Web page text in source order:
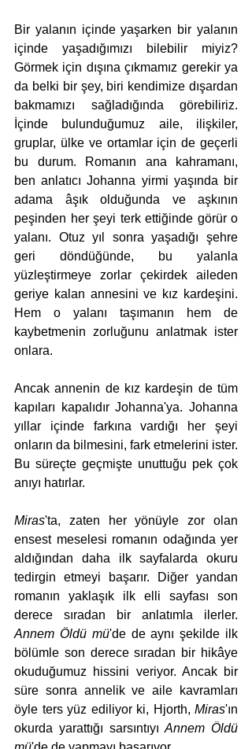
Bir yalanın içinde yaşarken bir yalanın
içinde yaşadığımızı bilebilir miyiz?
Görmek için dışına çıkmamız gerekir ya
da belki bir şey, biri kendimize dışardan
bakmamızı sağladığında görebiliriz.
İçinde bulunduğumuz aile, ilişkiler,
gruplar, ülke ve ortamlar için de geçerli
bu durum. Romanın ana kahramanı,
ben anlatıcı Johanna yirmi yaşında bir
adama âşık olduğunda ve aşkının
peşinden her şeyi terk ettiğinde görür o
yalanı. Otuz yıl sonra yaşadığı şehre
geri döndüğünde, bu yalanla
yüzleştirmeye zorlar çekirdek aileden
geriye kalan annesini ve kız kardeşini.
Hem o yalanı taşımanın hem de
kaybetmenin zorluğunu anlatmak ister
onlara.
Ancak annenin de kız kardeşin de tüm
kapıları kapalıdır Johanna'ya. Johanna
yıllar içinde farkına vardığı her şeyi
onların da bilmesini, fark etmelerini ister.
Bu süreçte geçmişte unuttuğu pek çok
anıyı hatırlar.
Miras'ta, zaten her yönüyle zor olan
ensest meselesi romanın odağında yer
aldığından daha ilk sayfalarda okuru
tedirgin etmeyi başarır. Diğer yandan
romanın yaklaşık ilk elli sayfası son
Annem Öldü mü'de de aynı şekilde ilk
bölümle son derece sıradan bir hikâye
okuduğumuz hissini veriyor. Ancak bir
süre sonra annelik ve aile kavramları
öyle ters yüz ediliyor ki, Hjorth, Miras'ın
okurda yarattığı sarsıntıyı Annem Öldü